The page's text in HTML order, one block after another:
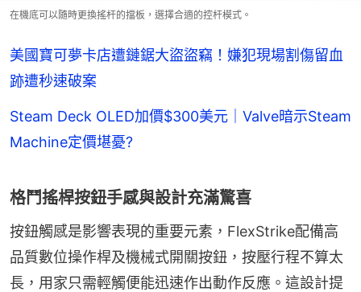
在機底可以隨時更換搖杆的擋板，選擇合適的控杆模式。
美國寶可夢卡店遭鏈鋸大盜盜竊！嫌犯現場割傷留血
跡遭秒速破案
Steam Deck OLED加價$300美元｜Valve暗示Steam
Machine定價堪憂?
格鬥搖桿按鈕手感與設計充滿驚喜
按鈕觸感是影響表現的重要元素，FlexStrike配備高
品質數位操作桿及機械式開關按鈕，按壓行程不算太
長，用家只需輕觸便能迅速作出動作反應。這設計提